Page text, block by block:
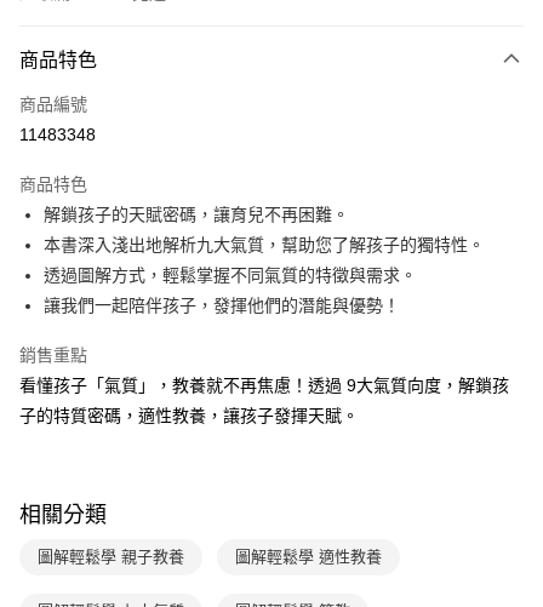
信用卡一次付款
LINE Pay
大哥付你分期
相關說明
【大哥付你分期使用說明】
1.本服務由台灣大哥大提供，台灣大哥大用戶可立即使用無須另外申請。
2.付款方式選擇「大哥付你分期」，訂單成立後會自動跳轉到大哥付的交易
成交易。
3.實際核准額度、可分期數及費用金額請依後續交易確認頁面所載為準。
4.訂單成立30分鐘內，如未前往確認交易或遇審核未通過，訂單將自動取
消。如遇「轉專審核」未通過狀況，表示未達大哥付你分期系統評分，恕無
醒簡訊。
2.透過簡訊連結打開帳單後，可選擇「超商條碼／台灣大直營門市／銀行轉
帳／街口支付／iPASS MONEY」等通路繳費。
AFTEE先享後付
相關說明
AFTEE先享後付是「在收到商品之後才付款」的支付方式。 讓您購物簡單
便利好安心！
１．簡單：不需註冊會員、不需綁卡、不需儲值。
２．便利：只要手機號碼，簡訊認證，即可結帳。
１．於結帳方式選擇「AFTEE先享後付」後，將跳轉至「AFTEE先享後付」
２．訂單成立數日內，您將收到繳費通知簡訊。
ATM／網路銀行／等多元方式進行付款，方視為交易完成。
ATM付款
運送方式
每筆NT$70，滿NT$800(含以上)免運費
商品特色
商品編號
11483348
商品特色
解鎖孩子的天賦密碼，讓育兒不再困難。
本書深入淺出地解析九大氣質，幫助您了解孩子的獨特性。
透過圖解方式，輕鬆掌握不同氣質的特徵與需求。
讓我們一起陪伴孩子，發揮他們的潛能與優勢！
銷售重點
看懂孩子「氣質」，教養就不再焦慮！透過 9大氣質向度，解鎖孩
子的特質密碼，適性教養，讓孩子發揮天賦。
相關分類
圖解輕鬆學 親子教養 圖解輕鬆學 適性教養